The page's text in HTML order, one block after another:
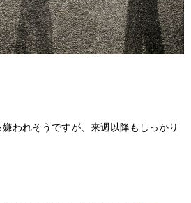
われそうですが、来週以降もしっかり